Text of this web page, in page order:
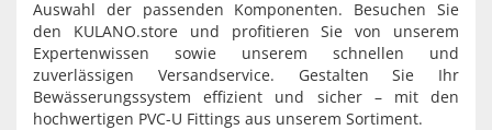
Auswahl der passenden Komponenten. Besuchen Sie
den KULANO.store und profitieren Sie von unserem
Expertenwissen sowie unserem schnellen und
zuverlässigen Versandservice. Gestalten Sie Ihr
Bewässerungssystem effizient und sicher – mit den
hochwertigen PVC-U Fittings aus unserem Sortiment.